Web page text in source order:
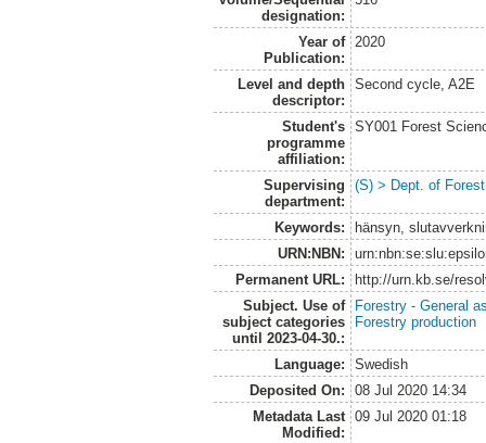
designation:
Year of
Publication:
2020
Level and depth
descriptor:
Second cycle, A2E
Student's
programme
affiliation:
SY001 Forest
Supervising
department:
(S) > Dept. of
Keywords:
hänsyn,
URN:NBN:
Permanent URL:
http://urn.kb.se/
Subject. Use of
subject categories
until 2023-04-30.:
Forestry - General
Forestry production
Language:
Swedish
Deposited On:
08 Jul 2020 14:34
Metadata Last
Modified:
09 Jul 2020 01:18